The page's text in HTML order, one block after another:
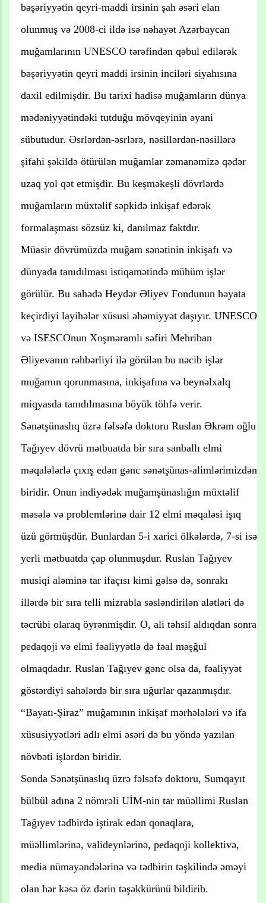
bəşəriyyətin qeyri-maddi irsinin şah əsəri elan
olunmuş və 2008-ci ildə isə nəhayət Azərbaycan
muğamlarının UNESCO tərəfindən qəbul edilərək
bəşəriyyətin qeyri maddi irsinin inciləri siyahısına
daxil edilmişdir. Bu tarixi hadisə muğamların dünya
mədəniyyətindəki tutduğu mövqeyinin əyani
sübutudur. Əsrlərdən-əsrlərə, nəsillərdən-nəsillərə
şifahi şəkildə ötürülən muğamlar zəmanəmizə qədər
uzaq yol qət etmişdir. Bu keşməkeşli dövrlərdə
muğamların müxtəlif səpkidə inkişaf edərək
formalaşması sözsüz ki, danılmaz faktdır.
Müasir dövrümüzdə muğam sənətinin inkişafı və
dünyada tanıdılması istiqamətində mühüm işlər
görülür. Bu sahədə Heydər Əliyev Fondunun həyata
keçirdiyi layihələr xüsusi əhəmiyyət daşıyır. UNESCO
və ISESCOnun Xoşməramlı səfiri Mehriban
Əliyevanın rəhbərliyi ilə görülən bu nəcib işlər
muğamın qorunmasına, inkişafına və beynəlxalq
miqyasda tanıdılmasına böyük töhfə verir.
Sənətşünaslıq üzrə fəlsəfə doktoru Ruslan Əkrəm oğlu
Tağıyev dövrü mətbuatda bir sıra sanballı elmi
məqalələrlə çıxış edən gənc sənətşünas-alimlərimizdən
biridir. Onun indiyədək muğamşünaslığın müxtəlif
məsələ və problemlərinə dair 12 elmi məqaləsi işıq
üzü görmüşdür. Bunlardan 5-i xarici ölkələrdə, 7-si isə
yerli mətbuatda çap olunmuşdur. Ruslan Tağıyev
musiqi aləminə tar ifaçısı kimi gəlsə də, sonrakı
illərdə bir sıra telli mizrabla səsləndirilən alətləri də
təcrübi olaraq öyrənmişdir. O, ali təhsil aldıqdan sonra
pedaqoji və elmi fəaliyyətlə də fəal məşğul
olmaqdadır. Ruslan Tağıyev gənc olsa da, fəaliyyət
göstərdiyi sahələrdə bir sıra uğurlar qazanmışdır.
“Bayatı-Şiraz” muğamının inkişaf mərhələləri və ifa
xüsusiyyətləri adlı elmi əsəri də bu yöndə yazılan
növbəti işlərdən biridir.
Sonda Sənətşünaslıq üzrə fəlsəfə doktoru, Sumqayıt
bülbül adına 2 nömrəli UİM-nin tar müəllimi Ruslan
Tağıyev tədbirdə iştirak edən qonaqlara,
müəllimlərinə, valideynlərinə, pedaqoji kollektivə,
media nümayəndələrinə və tədbirin təşkilində əməyi
olan hər kəsə öz dərin təşəkkürünü bildirib.